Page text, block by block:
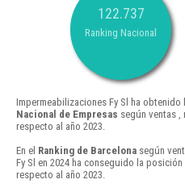
122.737
Ranking Nacional
Impermeabilizaciones Fy Sl ha obtenido
Nacional de Empresas según ventas ,
respecto al año 2023.
En el Ranking de Barcelona según
Fy Sl en 2024 ha conseguido la
respecto al año 2023.